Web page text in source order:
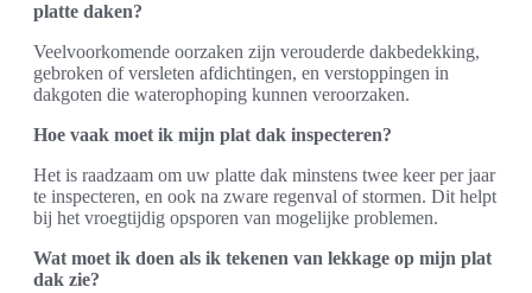
platte daken?
Veelvoorkomende oorzaken zijn verouderde dakbedekking,
gebroken of versleten afdichtingen, en verstoppingen in
dakgoten die waterophoping kunnen veroorzaken.
Hoe vaak moet ik mijn plat dak inspecteren?
Het is raadzaam om uw platte dak minstens twee keer per jaar
te inspecteren, en ook na zware regenval of stormen. Dit helpt
bij het vroegtijdig opsporen van mogelijke problemen.
Wat moet ik doen als ik tekenen van lekkage op mijn plat
dak zie?